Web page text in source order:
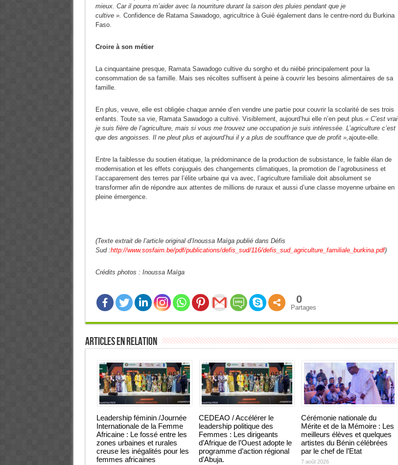
mieux. Car il pourra m’aider avec la nourriture durant la saison des pluies pendant que je
cultive ». Confidence de Ratama Sawadogo, agricultrice à Guié également dans le centre-nord du Burkina
Faso.
Croire à son métier
La cinquantaine presque, Ramata Sawadogo cultive du sorgho et du niébé principalement pour la
consommation de sa famille. Mais ses récoltes suffisent à peine à couvrir les besoins alimentaires de sa
famille.
En plus, veuve, elle est obligée chaque année d’en vendre une partie pour couvrir la scolarité de ses trois
enfants. Toute sa vie, Ramata Sawadogo a cultivé. Visiblement, aujourd’hui elle n’en peut plus.« C’est vrai
je suis fière de l’agriculture, mais si vous me trouvez une occupation je suis intéressée. L’agriculture c’est
que des angoisses. Il ne pleut plus et aujourd’hui il y a plus de souffrance que de profit »,ajoute-elle.
Entre la faiblesse du soutien étatique, la prédominance de la production de subsistance, le faible élan de
modernisation et les effets conjugués des changements climatiques, la promotion de l’agrobusiness et
l’accaparement des terres par l’élite urbaine qui va avec, l’agriculture familiale doit absolument se
transformer afin de répondre aux attentes de millions de ruraux et aussi d’une classe moyenne urbaine en
pleine émergence.
(Texte extrait de l’article original d’Inoussa Maïga publié dans Défis
Sud :http://www.sosfaim.be/pdf/publications/defis_sud/116/defis_sud_agriculture_familiale_burkina.pdf)
Crédits photos : Inoussa Maïga
0
Partages
Articles en relation
Leadership féminin /Journée
Internationale de la Femme
Africaine : Le fossé entre les
zones urbaines et rurales
creuse les inégalités pour les
femmes africaines
CEDEAO / Accélérer le
leadership politique des
Femmes : Les dirigeants
d’Afrique de l’Ouest adopte le
programme d’action régional
d’Abuja.
Cérémonie nationale du
Mérite et de la Mémoire : Les
meilleurs élèves et quelques
artistes du Bénin célébrées
par le chef de l’Etat
7 août 2026